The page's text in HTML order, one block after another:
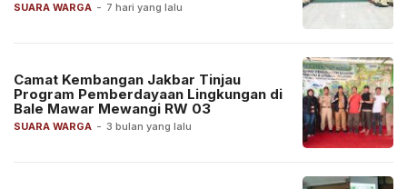
SUARA WARGA - 7 hari yang lalu
SUARA WARGA - 3 bulan yang lalu
Camat Kembangan Jakbar Tinjau
Program Pemberdayaan Lingkungan di
Bale Mawar Mewangi RW 03